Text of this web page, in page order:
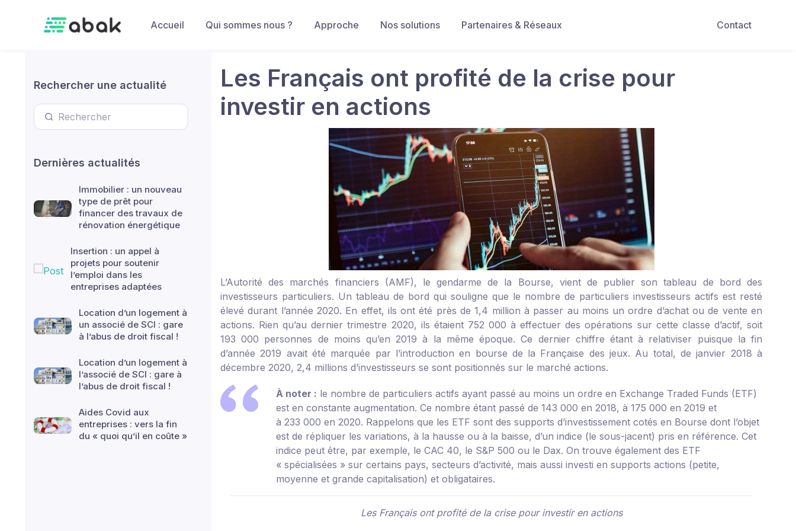
Contact
Accueil Qui sommes nous ? Approche Nos solutions Partenaires & Réseaux
Rechercher une actualité
Dernières actualités
Immobilier : un nouveau
type de prêt pour
financer des travaux de
rénovation énergétique
Insertion : un appel à
projets pour soutenir
l’emploi dans les
entreprises adaptées
Location d’un logement à
un associé de SCI : gare
à l’abus de droit fiscal !
Location d’un logement à
l’associé de SCI : gare à
l’abus de droit fiscal !
Aides Covid aux
entreprises : vers la fin
du « quoi qu’il en coûte »
Les Français ont profité de la crise pour
investir en actions
L’Autorité des marchés financiers (AMF), le gendarme de la Bourse, vient de publier son tableau de bord des
investisseurs particuliers. Un tableau de bord qui souligne que le nombre de particuliers investisseurs actifs est resté
élevé durant l’année 2020. En effet, ils ont été près de 1,4 million à passer au moins un ordre d’achat ou de vente en
actions. Rien qu’au dernier trimestre 2020, ils étaient 752 000 à effectuer des opérations sur cette classe d’actif, soit
193 000 personnes de moins qu’en 2019 à la même époque. Ce dernier chiffre étant à relativiser puisque la fin
d’année 2019 avait été marquée par l’introduction en bourse de la Française des jeux. Au total, de janvier 2018 à
décembre 2020, 2,4 millions d’investisseurs se sont positionnés sur le marché actions.
À noter : le nombre de particuliers actifs ayant passé au moins un ordre en Exchange Traded Funds (ETF)
est en constante augmentation. Ce nombre étant passé de 143 000 en 2018, à 175 000 en 2019 et
à 233 000 en 2020. Rappelons que les ETF sont des supports d’investissement cotés en Bourse dont l’objet
est de répliquer les variations, à la hausse ou à la baisse, d’un indice (le sous-jacent) pris en référence. Cet
indice peut être, par exemple, le CAC 40, le S&P 500 ou le Dax. On trouve également des ETF
« spécialisées » sur certains pays, secteurs d’activité, mais aussi investi en supports actions (petite,
moyenne et grande capitalisation) et obligataires.
Les Français ont profité de la crise pour investir en actions